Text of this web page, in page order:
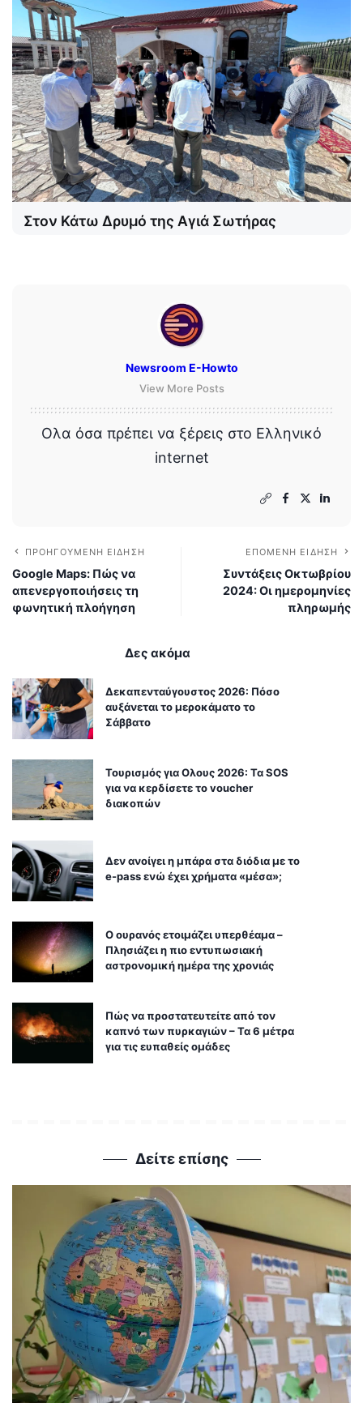
Στον Κάτω Δρυμό της Αγιά Σωτήρας
Newsroom E-Howto
View More Posts
Ολα όσα πρέπει να ξέρεις στο Ελληνικό
internet
ΠΡΟΗΓΟΎΜΕΝΗ ΕΊΔΗΣΗ
Google Maps: Πώς να
απενεργοποιήσεις τη
φωνητική πλοήγηση
ΕΠΌΜΕΝΗ ΕΊΔΗΣΗ
Συντάξεις Οκτωβρίου
2024: Οι ημερομηνίες
πληρωμής
Δες ακόμα
Δεκαπενταύγουστος 2026: Πόσο
αυξάνεται το μεροκάματο το
Σάββατο
Τουρισμός για Ολους 2026: Τα SOS
για να κερδίσετε το voucher
διακοπών
Δεν ανοίγει η μπάρα στα διόδια με το
e-pass ενώ έχει χρήματα «μέσα»;
Ο ουρανός ετοιμάζει υπερθέαμα –
Πλησιάζει η πιο εντυπωσιακή
αστρονομική ημέρα της χρονιάς
Πώς να προστατευτείτε από τον
καπνό των πυρκαγιών – Τα 6 μέτρα
για τις ευπαθείς ομάδες
Δείτε επίσης